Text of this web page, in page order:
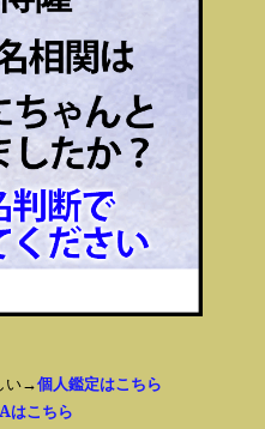
い→個人鑑定はこちら
はこちら